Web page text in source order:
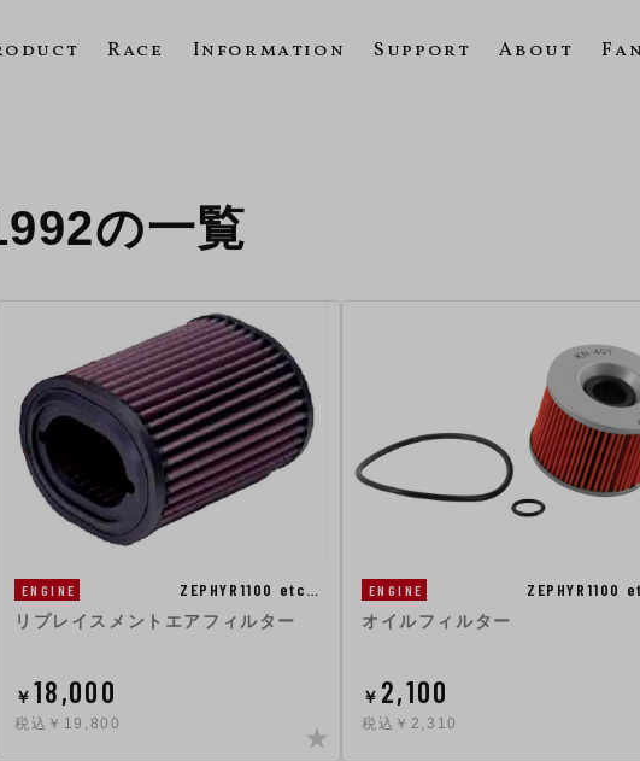
Race Information Support About
の一覧
ENGINE ZEPHYR1100 etc…
リプレイスメントエアフィルター
￥ 18,000
税込￥19,800
ENGINE ZEPHYR1100
オイルフィルター
￥ 2,100
税込￥2,310